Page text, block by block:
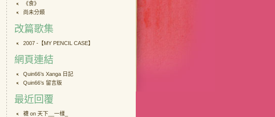
《食》
尚未分類
改篇歌集
2007 -【MY PENCIL CASE】
網頁連結
Quin66’s Xanga 日記
Quin66’s 留言版
最近回覆
襪 on 天下__一樣_